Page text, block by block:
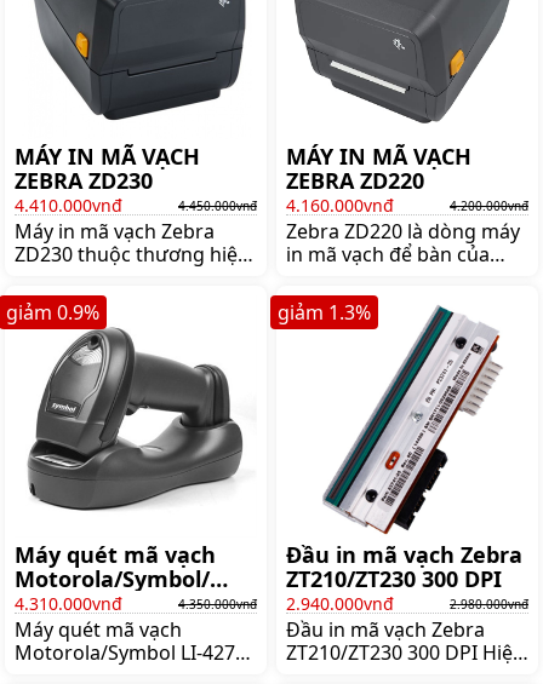
MÁY IN MÃ VẠCH
ZEBRA ZD230
4.410.000vnđ 4.450.000vnđ
Máy in mã vạch Zebra
ZD230 thuộc thương hiệu
với tốc độ in siêu nhanh
152mm/s. Click xem ngay
để nhận được nhiều ưu
đãi hấp dẫn!!
MÁY IN MÃ VẠCH
ZEBRA ZD220
4.160.000vnđ 4.200.000vnđ
Zebra ZD220 là dòng máy
in mã vạch để bàn của
danh tiếng. Mua máy
Zebra ZD220 lên ngay
shoppos.VN để nhận được
nhiều ưu đãi và giá hấp
Máy quét mã vạch
Motorola/Symbol/
Zebra LI-4278
4.310.000vnđ 4.350.000vnđ
Máy quét mã vạch
Motorola/Symbol LI-4278
giảm 0.9%
Đầu in mã vạch Zebra
ZT210/ZT230 300 DPI
2.940.000vnđ 2.980.000vnđ
Đầu in mã vạch Zebra
ZT210/ZT230 300 DPI Hiện
giảm 1.3%